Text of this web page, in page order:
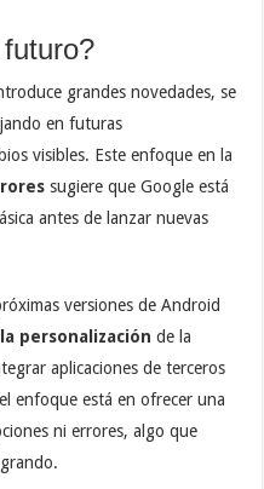
grandes novedades, se
en futuras
visibles. Este enfoque en la
sugiere que Google está
antes de lanzar nuevas
versiones de Android
personalización de la
aplicaciones de terceros
enfoque está en ofrecer una
ni errores, algo que